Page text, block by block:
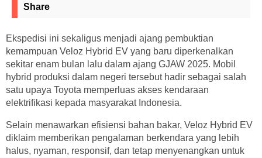
Share
Ekspedisi ini sekaligus menjadi ajang pembuktian
kemampuan Veloz Hybrid EV yang baru diperkenalkan
sekitar enam bulan lalu dalam ajang GJAW 2025. Mobil
hybrid produksi dalam negeri tersebut hadir sebagai salah
satu upaya Toyota memperluas akses kendaraan
elektrifikasi kepada masyarakat Indonesia.
Selain menawarkan efisiensi bahan bakar, Veloz Hybrid EV
diklaim memberikan pengalaman berkendara yang lebih
halus, nyaman, responsif, dan tetap menyenangkan untuk